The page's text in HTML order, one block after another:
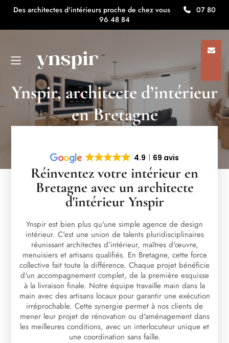
Des architectes d'intérieurs proche de chez vous
07 80
96 48 84
Ynspir, architecte d’intérieur
en Bretagne
4.9 69 avis
Réinventez votre intérieur en
Bretagne avec un architecte
d'intérieur Ynspir
Ynspir est bien plus qu'une simple agence de design
intérieur. C'est une union de talents pluridisciplinaires
réunissant architectes d'intérieur, maîtres d'œuvre,
menuisiers et artisans qualifiés. En Bretagne, cette force
collective fait toute la différence. Chaque projet bénéficie
d'un accompagnement complet, de la première esquisse
à la livraison finale. Notre équipe travaille main dans la
main avec des artisans locaux pour garantir une exécution
irréprochable. Cette synergie permet à nos clients de
mener leur projet de rénovation ou d'aménagement dans
les meilleures conditions, avec un interlocuteur unique et
une coordination sans faille.